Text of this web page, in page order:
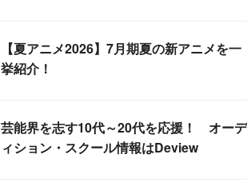
【夏アニメ2026】7月期夏の新アニメを一
挙紹介！
芸能界を志す10代～20代を応援！ オーデ
ィション・スクール情報はDeview